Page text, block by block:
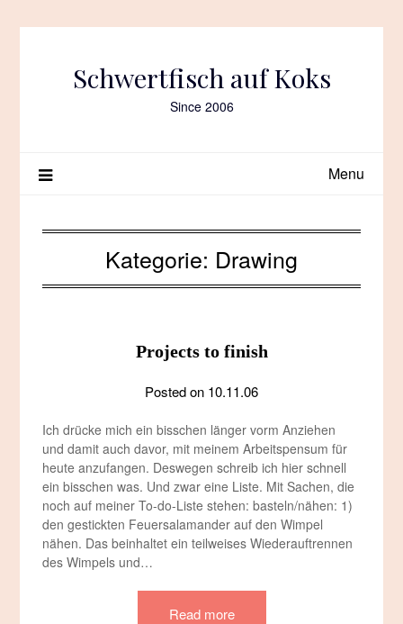
Schwertfisch auf Koks
Since 2006
Menu
Kategorie: Drawing
Projects to finish
Posted on 10.11.06
Ich drücke mich ein bisschen länger vorm Anziehen
und damit auch davor, mit meinem Arbeitspensum für
heute anzufangen. Deswegen schreib ich hier schnell
ein bisschen was. Und zwar eine Liste. Mit Sachen, die
noch auf meiner To-do-Liste stehen: basteln/nähen: 1)
den gestickten Feuersalamander auf den Wimpel
nähen. Das beinhaltet ein teilweises Wiederauftrennen
des Wimpels und…
Read more